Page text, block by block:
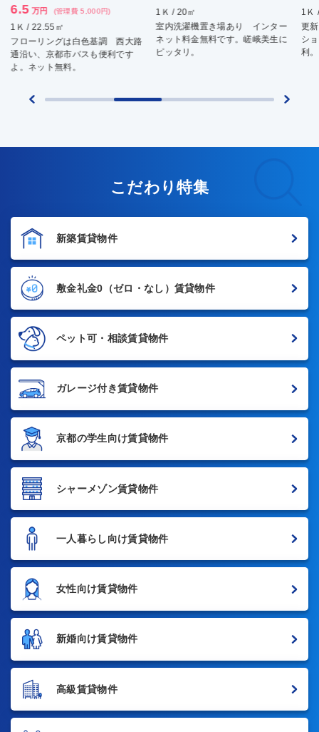
6.5 万円 (管理費 5,000円)
1Ｋ / 22.55㎡
フローリングは白色基調 西大路
通沿い、京都市バスも便利です
よ。ネット無料。
1Ｋ / 20㎡
室内洗濯機置き場あり インター
ネット料金無料です。嵯峨美生に
ピッタリ。
1Ｋ
更
シ
利。
こだわり特集
新築賃貸物件
敷金礼金0 （ゼロ・なし）賃貸物件
ペット可・相談賃貸物件
ガレージ付き賃貸物件
京都の学生向け賃貸物件
シャーメゾン賃貸物件
一人暮らし向け賃貸物件
女性向け賃貸物件
新婚向け賃貸物件
高級賃貸物件